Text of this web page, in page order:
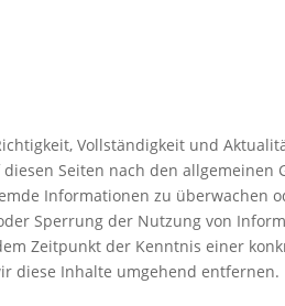
Vollständigkeit und
Seiten nach den allgemeinen
Informationen zu überwachen
Sperrung der Nutzung von
Zeitpunkt der Kenntnis einer
diese Inhalte umgehend entfernen.